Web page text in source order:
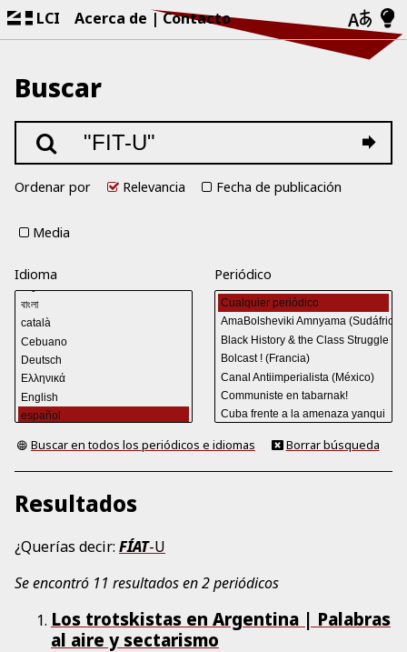
LCI Acerca de Contacto
Buscar
Ordenar por Relevancia Fecha de publicación
Media
Idioma Periódico
Buscar en todos los periódicos e idiomas Borrar búsqueda
Resultados
¿Querías decir: FÍAT-U
Se encontró 11 resultados en 2 periódicos
Los trotskistas en Argentina | Palabras
al aire y sectarismo